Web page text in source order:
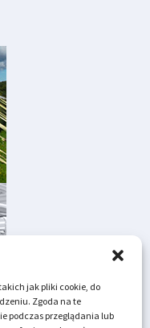
jak pliki cookie, do
Zgoda na te
podczas przeglądania lub